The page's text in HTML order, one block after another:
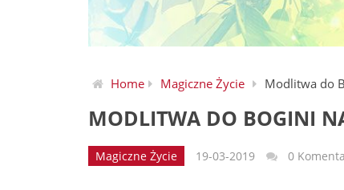
Home Magiczne Życie Modlitwa do
MODLITWA DO BOGINI
Magiczne Życie 19-03-2019 0